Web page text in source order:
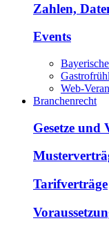
Zahlen,
Events
Web-
Branchenrecht
Gesetze und
Tarifverträge